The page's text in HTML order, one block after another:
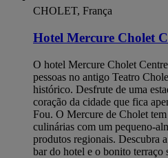
CHOLET, França
Hotel Mercure Cholet
O hotel Mercure Cholet
pessoas no antigo Teatro
histórico. Desfrute de uma
coração da cidade que fica
Fou. O Mercure de Cholet
culinárias com um pequeno-
produtos regionais. Descubra
bar do hotel e o bonito terraço